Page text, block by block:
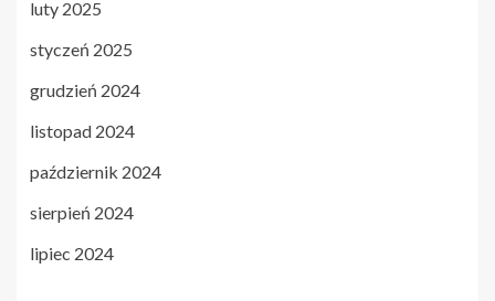
luty 2025
styczeń 2025
grudzień 2024
listopad 2024
październik 2024
sierpień 2024
lipiec 2024